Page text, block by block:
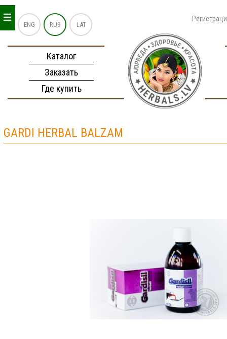
ENG RUS LAT
Каталог
Заказать
Где купить
_
_
_
GARDI HERBAL BALZAM